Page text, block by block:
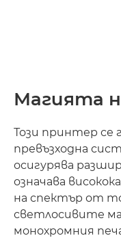
Магията
Този принтер се
превъзходна
осигурява
означава
на спектър от
светлосивите
монохромния